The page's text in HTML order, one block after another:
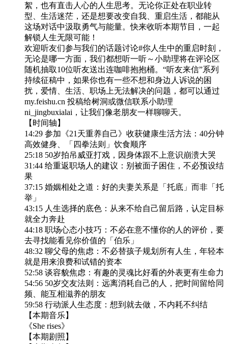
絮，也有直击人心的人生思考。无论你正处在职业转
型、生活迷茫，还是想要改变自我、重启生活，都能从
这场对话中汲取勇气与能量。快来收听本期节目，一起
解锁人生无限可能！
欢迎听友们参与我们的话题讨论#你人生中的重启时刻，
无论是哪一方面，我们都想听一听～小助理将在评论区
随机抽取10位听友送出连咖啡抱抱桶。“听友来信”系列
持续征稿中，如果你也有一些不想和身边人诉说的困
扰，爱情、生活、职场上无法解决的问题，都可以通过
my.feishu.cn 投稿给树洞或微信联系小助理
ni_jingbuxialai，让我们像老朋友一样聊聊天。
【时间轴】
14:29 参加《21天重养自己》收获健康生活方法：40分钟
高效健身、「四拳法则」饮食顺序
25:18 50岁拍吊威亚打戏，因身体跟不上意识崩溃大哭
31:44 给重返职场人的建议：别被面子困住，不必预设结
果
37:15 婚姻相处之道：好的夫妻关系是「托底」而非「托
举」
43:15 人生选择的底色：从来不给自己留后路，认定目标
就全力奔赴
44:18 职场心态小技巧：不必在意不懂你的人的评价，要
去寻找能看见你价值的「伯乐」
48:32 聊父母的焦虑：不必替孩子规划所有人生，年轻本
就是用来浪费和试错的资本
52:58 谈容貌焦虑：有趣的灵魂比好看的外表更有生命力
54:56 50岁交友法则：远离消耗自己的人，把时间留给同
频、能互相滋养的朋友
59:58 行动派人生态度：想到就去做，不内耗不纠结
【本期音乐】
《She rises》
【本期剧照】